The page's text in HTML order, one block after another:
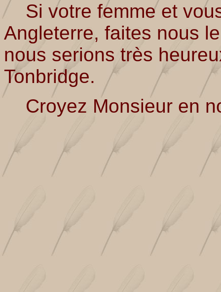
Si votre femme et
Angleterre, faites nous
nous serions très
Tonbridge.
Croyez Monsieur en